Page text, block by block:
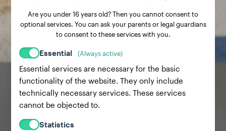
2.3 months
2.2 months 19.20 lbs
1.9 months
Are you under 16 years old? Then you cannot consent to
optional services. You can ask your parents or legal guardians
to consent to these services with you.
Essential (Always active)
Essential services are necessary for the basic
functionality of the website. They only include
technically necessary services. These services
cannot be objected to.
Statistics